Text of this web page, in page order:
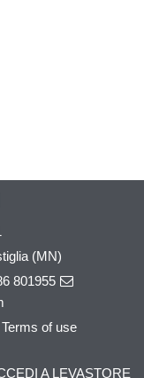
(MN)
801955
Terms of use
A LEVASTORE